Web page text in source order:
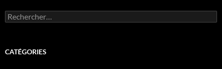
Rechercher :
CATÉGORIES